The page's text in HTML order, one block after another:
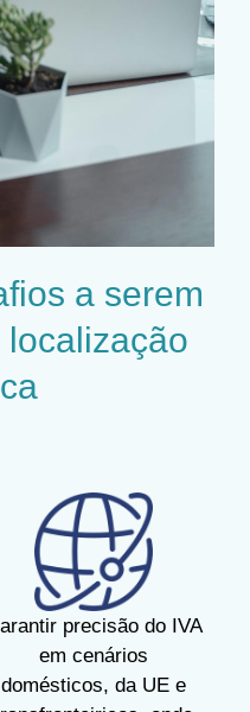
a serem
precisão do IVA
em cenários
domésticos, da UE e